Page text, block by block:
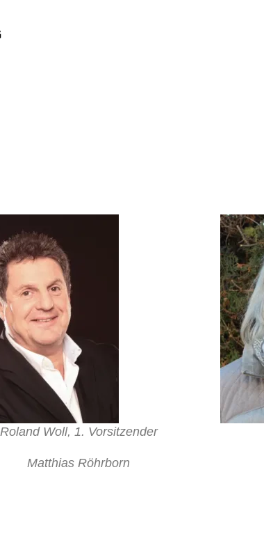
Roland Woll, 1. Vorsitzender
Matthias Röhrborn